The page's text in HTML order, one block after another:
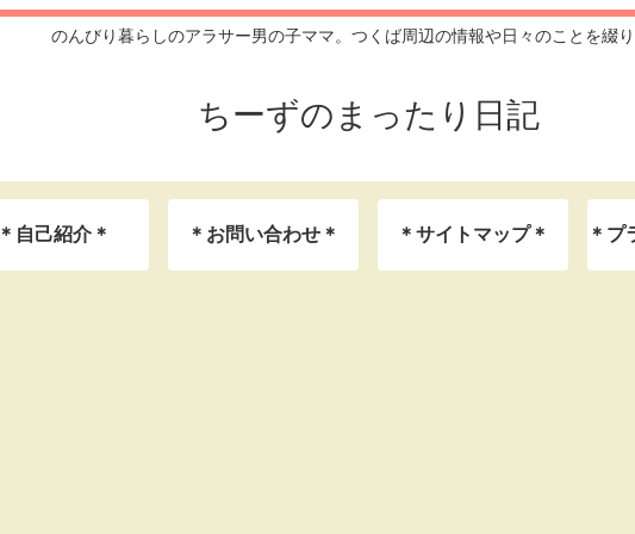
のんびり暮らしのアラサー男の子ママ。つくば周辺の情報や日々のことを綴り
ちーずのまったり日記
＊自己紹介＊ ＊お問い合わせ＊ ＊サイトマップ＊